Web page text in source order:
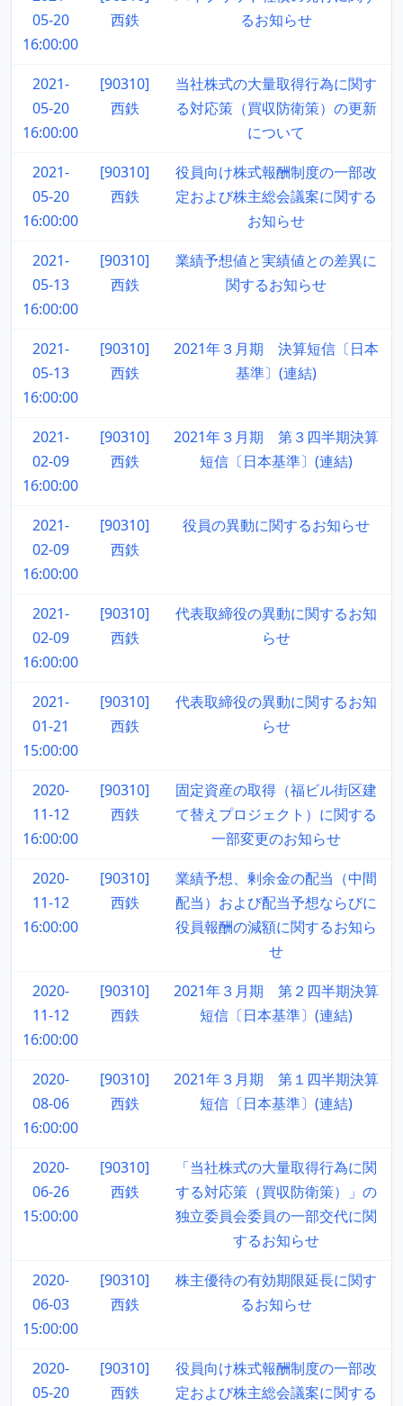
05-20
16:00:00
西鉄
るお知らせ
2021-
05-20
16:00:00
[90310]
西鉄
当社株式の大量取得行為に関す
る対応策（買収防衛策）の更新
について
2021-
05-20
16:00:00
[90310]
西鉄
役員向け株式報酬制度の一部改
定および株主総会議案に関する
お知らせ
2021-
05-13
16:00:00
[90310]
西鉄
業績予想値と実績値との差異に
関するお知らせ
2021-
05-13
16:00:00
[90310]
西鉄
2021年３月期 決算短信〔日本
基準〕(連結)
2021-
02-09
16:00:00
[90310]
西鉄
2021年３月期 第３四半期決算
短信〔日本基準〕(連結)
2021-
02-09
16:00:00
[90310]
西鉄
役員の異動に関するお知らせ
2021-
02-09
16:00:00
[90310]
西鉄
代表取締役の異動に関するお知
らせ
2021-
01-21
15:00:00
[90310]
西鉄
代表取締役の異動に関するお知
らせ
2020-
11-12
16:00:00
[90310]
西鉄
固定資産の取得（福ビル街区建
て替えプロジェクト）に関する
一部変更のお知らせ
2020-
11-12
16:00:00
[90310]
西鉄
業績予想、剰余金の配当（中間
配当）および配当予想ならびに
役員報酬の減額に関するお知ら
せ
2020-
11-12
16:00:00
[90310]
西鉄
2021年３月期 第２四半期決算
短信〔日本基準〕(連結)
2020-
08-06
16:00:00
[90310]
西鉄
2021年３月期 第１四半期決算
短信〔日本基準〕(連結)
2020-
06-26
15:00:00
[90310]
西鉄
「当社株式の大量取得行為に関
する対応策（買収防衛策）」の
独立委員会委員の一部交代に関
するお知らせ
2020-
06-03
15:00:00
[90310]
西鉄
株主優待の有効期限延長に関す
るお知らせ
2020-
05-20
[90310]
西鉄
役員向け株式報酬制度の一部改
定および株主総会議案に関する